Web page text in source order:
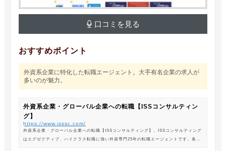
口コミを見る
おすすめポイント
外資系企業に特化した転職エージェント。大手有名企業の求人が
多いのが魅力。
外資系企業・グローバル企業への転職【ISSコンサルティン
グ】
https://www.isssc.com/
外資系企業・グローバル企業への転職【ISSコンサルティング】。ISSコンサルティング
はエグゼクティブ、ハイクラス転職に強い外資専門25年の転職エージェントです。各業